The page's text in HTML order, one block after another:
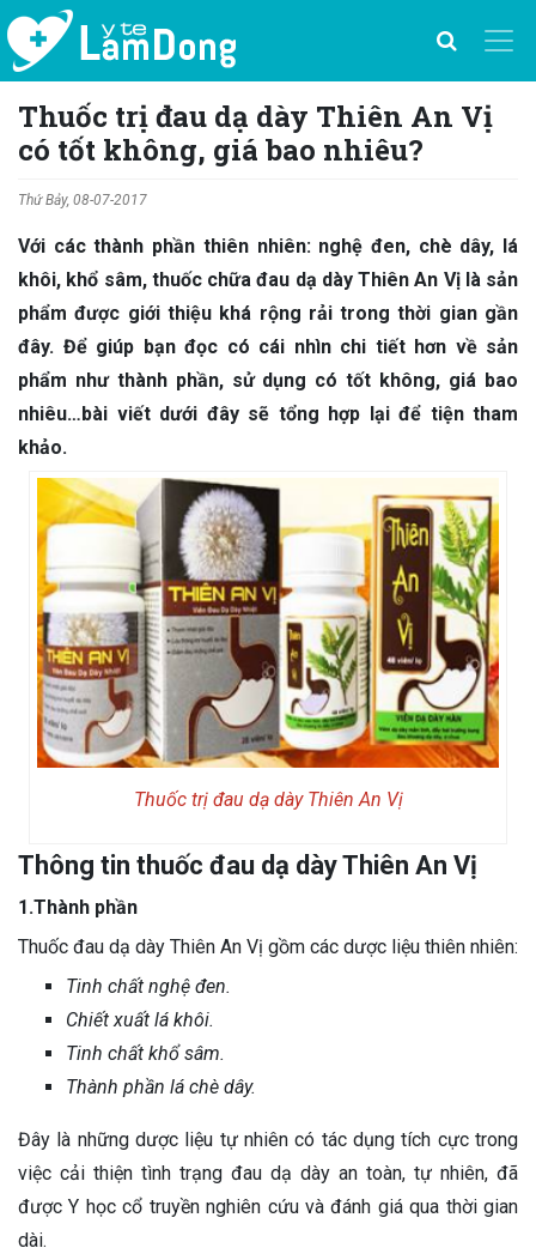
Thuốc trị đau dạ dày Thiên An Vị
có tốt không, giá bao nhiêu?
Thứ Bảy, 08-07-2017
Với các thành phần thiên nhiên: nghệ đen, chè dây, lá
khôi, khổ sâm, thuốc chữa đau dạ dày Thiên An Vị là sản
phẩm được giới thiệu khá rộng rải trong thời gian gần
đây. Để giúp bạn đọc có cái nhìn chi tiết hơn về sản
phẩm như thành phần, sử dụng có tốt không, giá bao
nhiêu…bài viết dưới đây sẽ tổng hợp lại để tiện tham
khảo.
Thuốc trị đau dạ dày Thiên An Vị
Thông tin thuốc đau dạ dày Thiên An Vị
1.Thành phần
Thuốc đau dạ dày Thiên An Vị gồm các dược liệu thiên nhiên:
Tinh chất nghệ đen.
Chiết xuất lá khôi.
Tinh chất khổ sâm.
Thành phần lá chè dây.
Đây là những dược liệu tự nhiên có tác dụng tích cực trong
việc cải thiện tình trạng đau dạ dày an toàn, tự nhiên, đã
được Y học cổ truyền nghiên cứu và đánh giá qua thời gian
dài.